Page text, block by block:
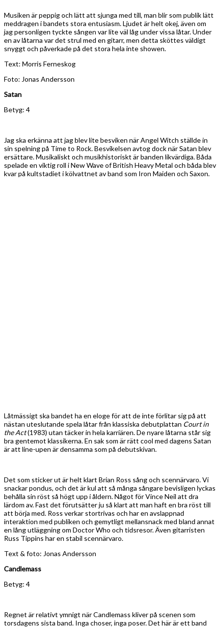
Musiken är peppig och lätt att sjunga med till, man blir som publik lätt
meddragen i bandets stora entusiasm. Ljudet är helt okej, även om
jag personligen tyckte sången var lite väl låg under vissa låtar. Under
en av låtarna var det strul med en gitarr, men detta sköttes väldigt
snyggt och påverkade på det stora hela inte showen.
Text: Morris Ferneskog
Foto: Jonas Andersson
Satan
Betyg: 4
Jag ska erkänna att jag blev lite besviken när Angel Witch ställde in
sin spelning på Time to Rock. Besvikelsen avtog dock när Satan blev
ersättare. Musikaliskt och musikhistoriskt är banden likvärdiga. Båda
spelade en viktig roll i New Wave of British Heavy Metal och båda blev
kvar på kultstadiet i kölvattnet av band som Iron Maiden och Saxon.
Låtmässigt ska bandet ha en eloge för att de inte förlitar sig på att
nästan uteslutande spela låtar från klassiska debutplattan Court in
the Act(1983) utan täcker in hela karriären. De nyare låtarna står sig
bra gentemot klassikerna. En sak som är rätt cool med dagens Satan
är att line-upen är densamma som på debutskivan.
Det som sticker ut är helt klart Brian Ross sång och scennärvaro. Vi
snackar pondus, och det är kul att så många sångare bevisligen lyckas
behålla sin röst så högt upp i åldern. Något för Vince Neil att dra
lärdom av. Fast det förutsätter ju så klart att man haft en bra röst till
att börja med. Ross verkar stortrivas och har en avslappnad
interaktion med publiken och gemytligt mellansnack med bland annat
en lång utläggning om Doctor Who och tidsresor. Även gitarristen
Russ Tippins har en stabil scennärvaro.
Text & foto: Jonas Andersson
Candlemass
Betyg: 4
Regnet är relativt ymnigt när Candlemass kliver på scenen som
torsdagens sista band. Inga choser, inga poser. Det här är ett band